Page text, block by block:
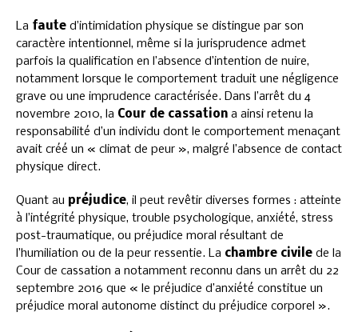
La faute d’intimidation physique se distingue par son
caractère intentionnel, même si la jurisprudence admet
parfois la qualification en l’absence d’intention de nuire,
notamment lorsque le comportement traduit une négligence
grave ou une imprudence caractérisée. Dans l’arrêt du 4
novembre 2010, la Cour de cassation a ainsi retenu la
responsabilité d’un individu dont le comportement menaçant
avait créé un « climat de peur », malgré l’absence de contact
physique direct.
Quant au préjudice, il peut revêtir diverses formes : atteinte
à l’intégrité physique, trouble psychologique, anxiété, stress
post-traumatique, ou préjudice moral résultant de
l’humiliation ou de la peur ressentie. La chambre civile de la
Cour de cassation a notamment reconnu dans un arrêt du 22
septembre 2016 que « le préjudice d’anxiété constitue un
préjudice moral autonome distinct du préjudice corporel ».